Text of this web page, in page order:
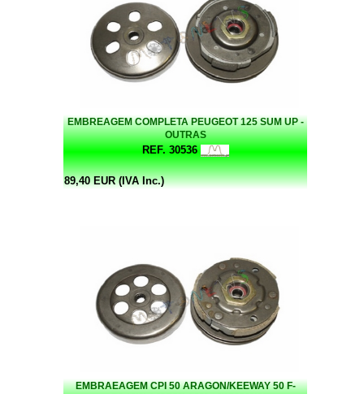
EMBREAGEM COMPLETA PEUGEOT 125 SUM UP -
OUTRAS
REF. 30536
89,40 EUR (IVA Inc.)
EMBRAEAGEM CPI 50 ARAGON/KEEWAY 50 F-